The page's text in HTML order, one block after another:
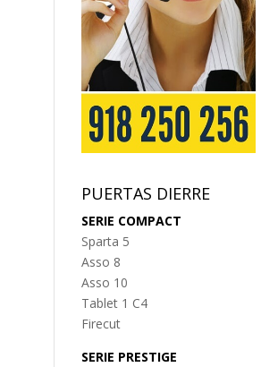
PUERTAS DIERRE
SERIE COMPACT
Sparta 5
Asso 8
Asso 10
Tablet 1 C4
Firecut
SERIE PRESTIGE